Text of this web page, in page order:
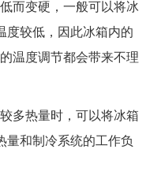
而变硬，一般可以将冰
度较低，因此冰箱内的
温度调节都会带来不理
多热量时，可以将冰箱
量和制冷系统的工作负